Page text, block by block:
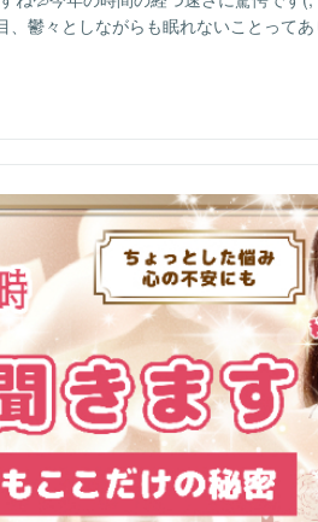
鬱々としながらも眠れないことって